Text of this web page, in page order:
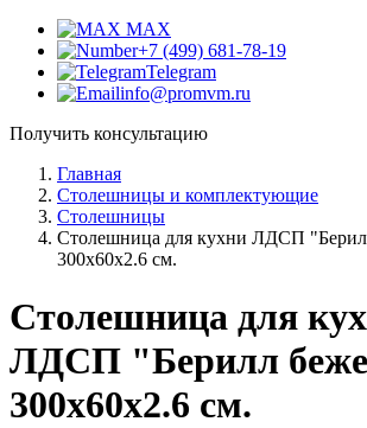
MAX
+7 (499) 681-78-19
Telegram
info@promvm.ru
Получить консультацию
Главная
Столешницы и комплектующие
Столешницы
Столешница для кухни ЛДСП
300x60x2.6 см.
Столешница для
ЛДСП "Берилл
300x60x2.6 см.